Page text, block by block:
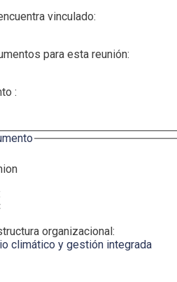
vinculado:
para esta reunión:
:
organizacional:
climático y gestión integrada